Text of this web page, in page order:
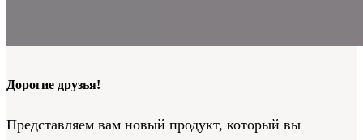
Дорогие друзья!
Представляем вам новый продукт, который вы